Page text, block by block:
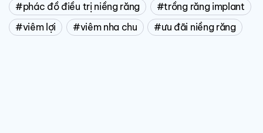
phác đồ điều trị niềng răng
trồng răng implant
viêm lợi
viêm nha chu ưu đãi niềng răng